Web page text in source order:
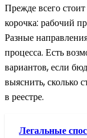
Прежде всего стоит
корочка: рабочий
Разные
процесса. Есть
вариантов, если
выяснить, сколько
в реестре.
Легальные